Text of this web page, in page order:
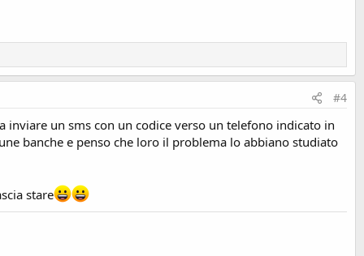
#4
inviare un sms con un codice verso un telefono indicato in
banche e penso che loro il problema lo abbiano studiato
stare